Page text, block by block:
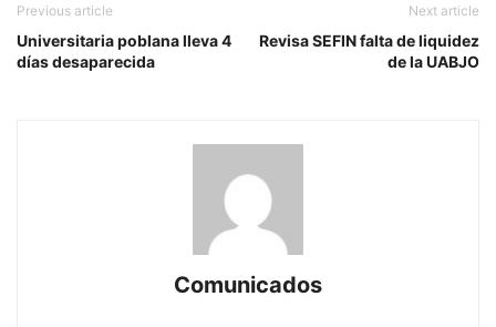
Previous article
Universitaria poblana lleva 4
días desaparecida
Next article
Revisa SEFIN falta de liquidez
de la UABJO
Comunicados